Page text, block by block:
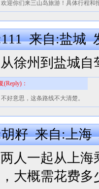
迎你们来三山岛旅游！具体行程和
来自:盐城
徐州到盐城
(Reply)：
好意思，这条路线不大清楚。
籽 来自:上海
人一起从上
大概需花费